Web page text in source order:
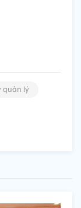
quản lý